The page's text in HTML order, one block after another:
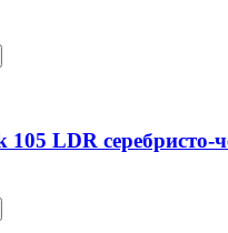
LDR серебристо-